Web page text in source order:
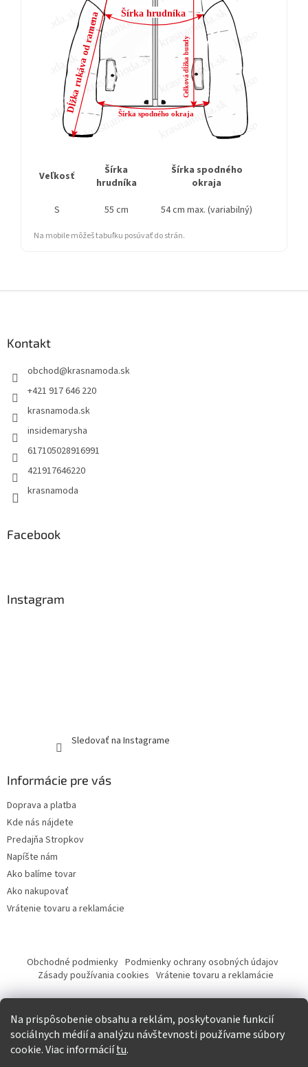
Na prispôsobenie obsahu a reklám, poskytovanie funkcií
sociálnych médií a analýzu návštevnosti používame súbory
cookie. Viac informáciítu.
Veľkosť
Šírka
hrudníka
Šírka spodného
okraja
S
55 cm 54 cm max. (variabilný)
Na mobile môžeš tabuľku posúvať do strán.
Kontakt
obchod@krasnamoda.sk
+421 917 646 220
krasnamoda.sk
insidemarysha
617105028916991
421917646220
krasnamoda
Facebook
Instagram
Sledovať na Instagrame
Informácie pre vás
Doprava a platba
Kde nás nájdete
Predajňa Stropkov
Napíšte nám
Ako balíme tovar
Ako nakupovať
Vrátenie tovaru a reklamácie
Obchodné podmienky Podmienky ochrany osobných údajov
Zásady používania cookies Vrátenie tovaru a reklamácie
Tvorba eshopu a SEO optimalizácia